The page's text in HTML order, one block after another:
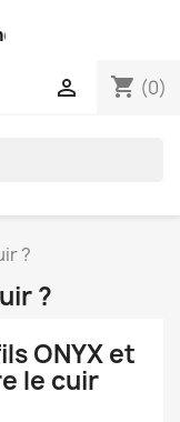
expédiées
shopping_cart (0)

?
?
ONYX et
le cuir